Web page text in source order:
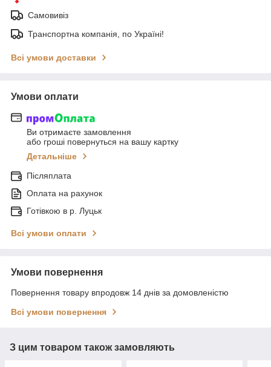
Самовивіз
Транспортна компанія, по Україні!
Всі умови доставки
Умови оплати
Ви отримаєте замовлення
або гроші повернуться на вашу картку
Детальніше
Післяплата
Оплата на рахунок
Готівкою в р. Луцьк
Всі умови оплати
Умови повернення
Повернення товару впродовж 14 днів за домовленістю
Всі умови повернення
З цим товаром також замовляють